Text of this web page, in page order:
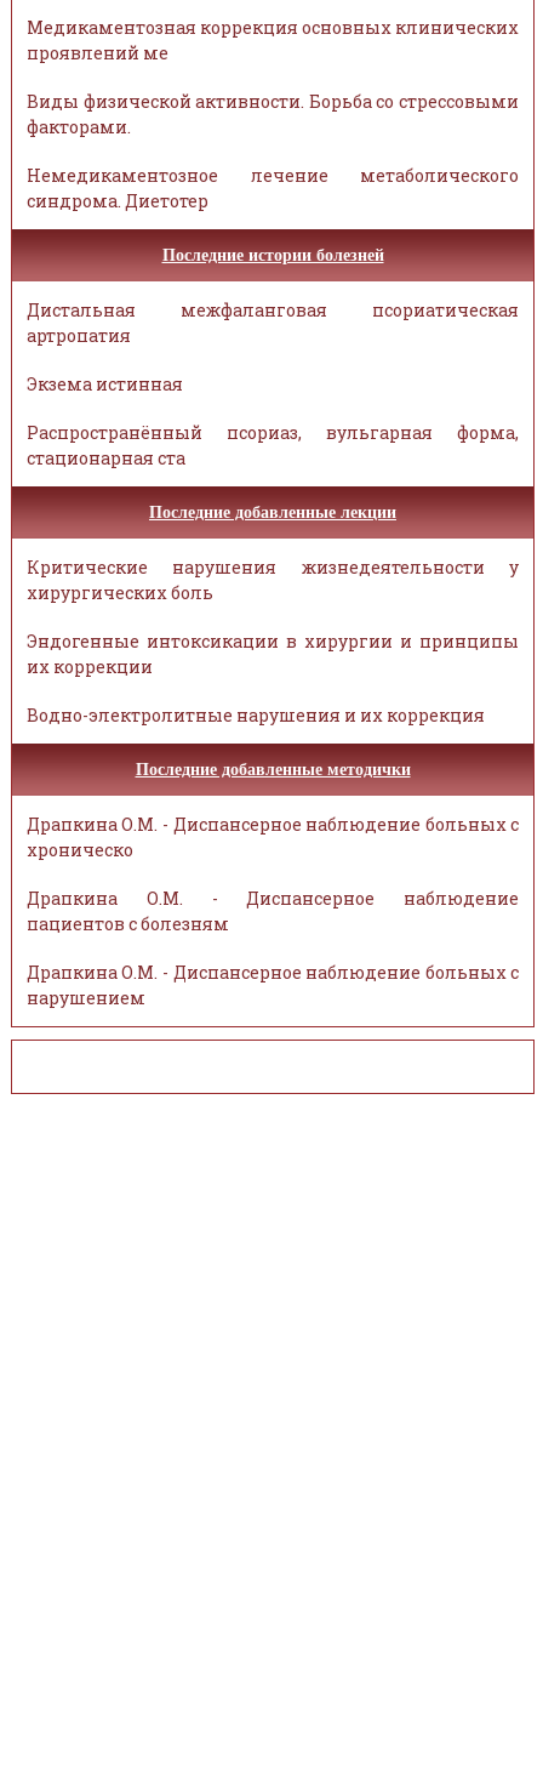
Медикаментозная коррекция основных клинических
проявлений ме
Виды физической активности. Борьба со стрессовыми
факторами.
Немедикаментозное лечение метаболического
синдрома. Диетотер
Последние истории болезней
Дистальная межфаланговая псориатическая
артропатия
Экзема истинная
Распространённый псориаз, вульгарная форма,
стационарная ста
Последние добавленные лекции
Критические нарушения жизнедеятельности у
хирургических боль
Эндогенные интоксикации в хирургии и принципы
их коррекции
Водно-электролитные нарушения и их коррекция
Последние добавленные методички
Драпкина О.М. - Диспансерное наблюдение больных с
хроническо
Драпкина О.М. - Диспансерное наблюдение
пациентов с болезням
Драпкина О.М. - Диспансерное наблюдение больных с
нарушением